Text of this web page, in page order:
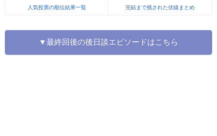
人気投票の順位結果一覧 完結まで残された伏線まとめ
▼最終回後の後日談エピソードはこちら